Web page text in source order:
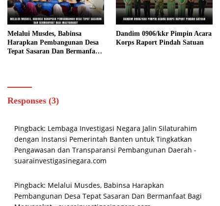
Melalui Musdes, Babinsa
Harapkan Pembangunan Desa
Tepat Sasaran Dan Bermanfaat
Dandim 0906/kkr Pimpin Acara
Korps Raport Pindah Satuan
Responses (3)
Pingback: Lembaga Investigasi Negara Jalin Silaturahim
dengan Instansi Pemerintah Banten untuk Tingkatkan
Pengawasan dan Transparansi Pembangunan Daerah -
suarainvestigasinegara.com
Pingback: Melalui Musdes, Babinsa Harapkan
Pembangunan Desa Tepat Sasaran Dan Bermanfaat Bagi